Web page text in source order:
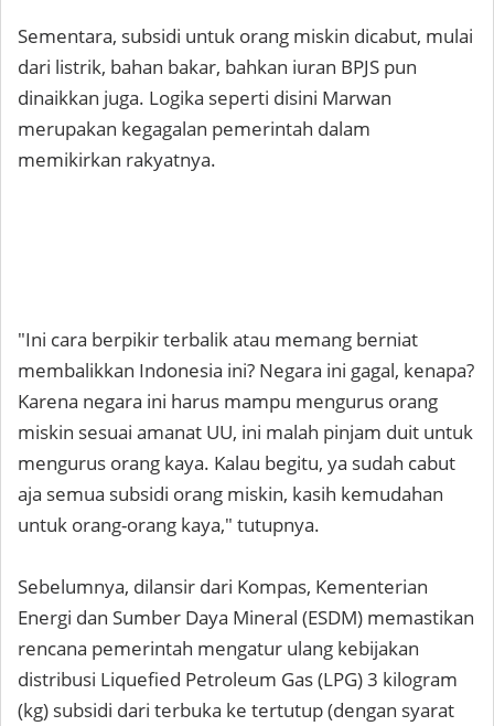
Sementara, subsidi untuk orang miskin dicabut, mulai
dari listrik, bahan bakar, bahkan iuran BPJS pun
dinaikkan juga. Logika seperti disini Marwan
merupakan kegagalan pemerintah dalam
memikirkan rakyatnya.
"Ini cara berpikir terbalik atau memang berniat
membalikkan Indonesia ini? Negara ini gagal, kenapa?
Karena negara ini harus mampu mengurus orang
miskin sesuai amanat UU, ini malah pinjam duit untuk
mengurus orang kaya. Kalau begitu, ya sudah cabut
aja semua subsidi orang miskin, kasih kemudahan
untuk orang-orang kaya," tutupnya.
Sebelumnya, dilansir dari Kompas, Kementerian
Energi dan Sumber Daya Mineral (ESDM) memastikan
rencana pemerintah mengatur ulang kebijakan
distribusi Liquefied Petroleum Gas (LPG) 3 kilogram
(kg) subsidi dari terbuka ke tertutup (dengan syarat